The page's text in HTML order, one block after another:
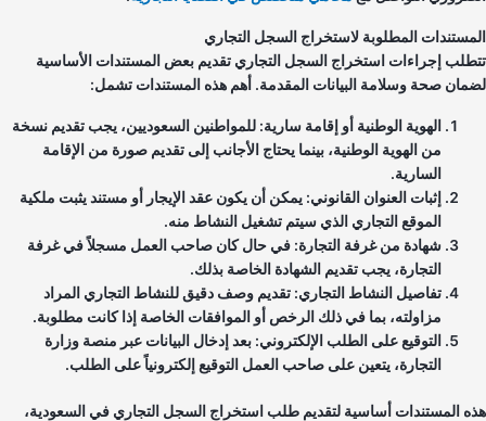
المطلوبة لاستخراج السجل التجاري
إجراءات استخراج السجل التجاري تقديم بعض المستندات الأساسية
صحة وسلامة البيانات المقدمة. أهم هذه المستندات تشمل:
الهوية الوطنية أو إقامة سارية: للمواطنين السعوديين، يجب تقديم نسخة
من الهوية الوطنية، بينما يحتاج الأجانب إلى تقديم صورة من الإقامة
السارية.
إثبات العنوان القانوني: يمكن أن يكون عقد الإيجار أو مستند يثبت ملكية
الموقع التجاري الذي سيتم تشغيل النشاط منه.
شهادة من غرفة التجارة: في حال كان صاحب العمل مسجلاً في غرفة
التجارة، يجب تقديم الشهادة الخاصة بذلك.
تفاصيل النشاط التجاري: تقديم وصف دقيق للنشاط التجاري المراد
مزاولته، بما في ذلك الرخص أو الموافقات الخاصة إذا كانت مطلوبة.
التوقيع على الطلب الإلكتروني: بعد إدخال البيانات عبر منصة وزارة
التجارة، يتعين على صاحب العمل التوقيع إلكترونياً على الطلب.
المستندات أساسية لتقديم طلب استخراج السجل التجاري في السعودية،